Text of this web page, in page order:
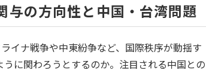
の方向性と中国・台湾問題
イナ戦争や中東紛争など、国際秩序が動揺す
に関わろうとするのか。注目される中国との